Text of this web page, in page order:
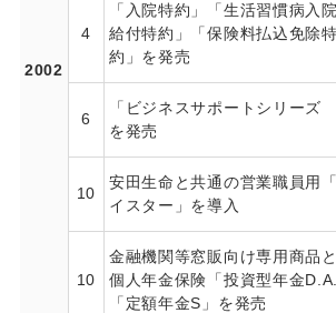
2002
4
「入院特約」「生活習慣病入
給付特約」「保険料払込免除
約」を発売
6
「ビジネスサポートシリーズ
を発売
10
安田生命と共通の営業職員用
イスター」を導入
10
金融機関等窓販向け専用商品
個人年金保険「投資型年金
「定額年金S」を発売